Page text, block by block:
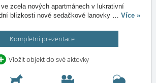
zcela nových apartmánech v lukrativní
blízkosti nové sedačkové lanovky … Více »
Kompletní prezentace
Vložit objekt do své aktovky